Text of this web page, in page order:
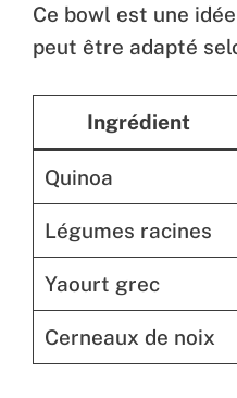
Ce bowl est une
peut être adapté
Ingrédient
Quinoa
Légumes racines
Yaourt grec
Cerneaux de noix